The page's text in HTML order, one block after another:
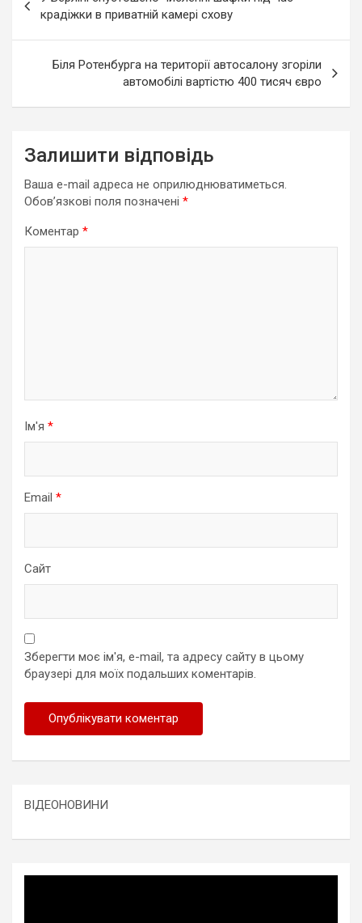
записів
крадіжки в приватній камері схову
Біля Ротенбурга на території автосалону згоріли
автомобілі вартістю 400 тисяч євро
Залишити відповідь
Ваша e-mail адреса не оприлюднюватиметься.
Обов’язкові поля позначені *
Коментар *
Ім'я *
Email *
Сайт
Зберегти моє ім'я, e-mail, та адресу сайту в цьому
браузері для моїх подальших коментарів.
ВІДЕОНОВИНИ